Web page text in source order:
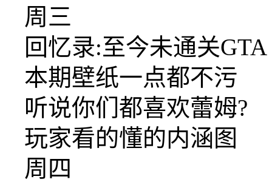
周三
回忆录:至今未通关GTA
本期壁纸一点都不污
听说你们都喜欢蕾姆?
玩家看的懂的内涵图
周四